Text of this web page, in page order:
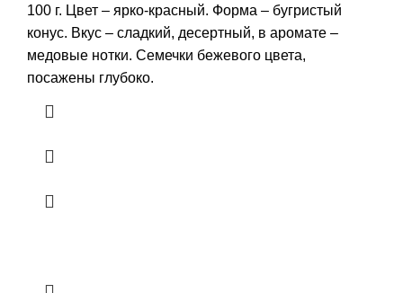
100 г. Цвет – ярко-красный. Форма – бугристый
конус. Вкус – сладкий, десертный, в аромате –
медовые нотки. Семечки бежевого цвета,
посажены глубоко.